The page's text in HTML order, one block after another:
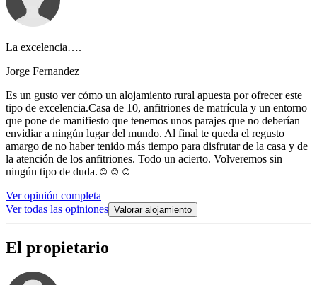
La excelencia….
Jorge Fernandez
Es un gusto ver cómo un alojamiento rural apuesta por ofrecer este
tipo de excelencia.Casa de 10, anfitriones de matrícula y un entorno
que pone de manifiesto que tenemos unos parajes que no deberían
envidiar a ningún lugar del mundo. Al final te queda el regusto
amargo de no haber tenido más tiempo para disfrutar de la casa y de
la atención de los anfitriones. Todo un acierto. Volveremos sin
ningún tipo de duda.☺️☺️☺️
Ver opinión completa
Ver todas las opiniones Valorar alojamiento
El propietario